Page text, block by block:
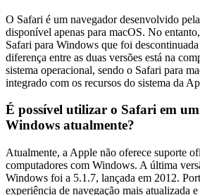
O Safari é um navegador desenvolvido
disponível apenas para macOS. No
Safari para Windows que foi
diferença entre as duas versões está na
sistema operacional, sendo o Safari para
integrado com os recursos do sistema da
É possível utilizar o Safari em
Windows atualmente?
Atualmente, a Apple não oferece suporte
computadores com Windows. A última
Windows foi a 5.1.7, lançada em 2012.
experiência de navegação mais atualizada